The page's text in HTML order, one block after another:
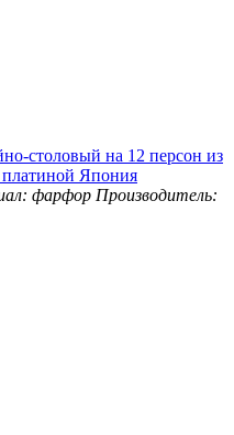
столовый на 12 персон из
Япония
фарфор Производитель: